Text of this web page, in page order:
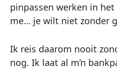
pinpassen werken in
me… je wilt niet zonder
Ik reis daarom nooit
nog. Ik laat al m’n